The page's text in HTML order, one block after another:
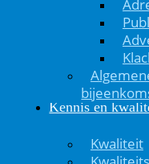
Kennis en
Kwaliteit